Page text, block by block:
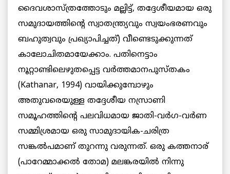
ദൈവശാസ്ത്രത്തോടും മല്ലിട്ട്, തദ്ദേശീയമായ ഒരു
സമുദായത്തിന്റെ സ്വാതന്ത്ര്യവും സ്വയംഭരണവും
ബഹുത്വവും പ്രഖ്യാപിച്ചത്) വീണ്ടെടുക്കുന്നത്
കാലോചിതമായേക്കാം. പതിനെട്ടാം
നൂറ്റാണ്ടിലെഴുതപ്പെട്ട വർത്തമാനപുസ്തകം
(Kathanar, 1994) വായിക്കുമ്പോഴും
അതുവരെയുള്ള തദ്ദേശീയ നസ്രാണി
സമൂഹത്തിന്റെ പലവിധമായ ജാതി-വർഗ-വർണ
സമ്മിശ്രമായ ഒരു സാമുദായിക-ചരിത്ര
സങ്കൽപമാണ് തുറന്നു വരുന്നത്. ഒരു കത്തനാര്
(പാറേമ്മാക്കൽ തോമ) മലങ്കരയിൽ നിന്നു